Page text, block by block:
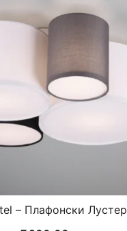
– Плафонски Лустер